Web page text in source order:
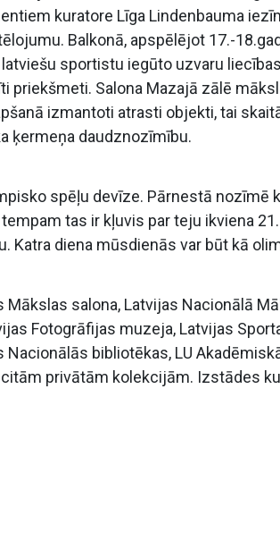
kuratore Līga Lindenbauma
Balkonā, apspēlējot 17.-
sportistu iegūto uzvaru
priekšmeti. Salona Mazajā zālē
izmantoti atrasti objekti, tai
ķermeņa daudznozīmību.
spēļu devīze. Pārnestā nozīmē
tas ir kļuvis par teju ikviena
Katra diena mūsdienās var būt kā
salona, Latvijas Nacionālā
Fotogrāfijas muzeja, Latvijas
bibliotēkas, LU
privātām kolekcijām. Izstādes